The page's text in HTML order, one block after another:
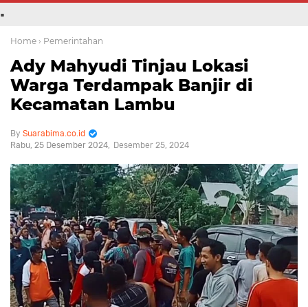
.
Home › Pemerintahan
Ady Mahyudi Tinjau Lokasi
Warga Terdampak Banjir di
Kecamatan Lambu
Suarabima.co.id
Rabu, 25 Desember 2024
Desember 25, 2024